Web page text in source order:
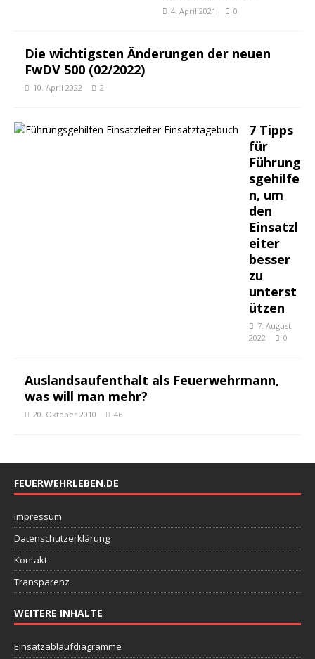
4. April 2021 0
Die wichtigsten Änderungen der neuen
FwDV 500 (02/2022)
10. April 2022 2
7 Tipps
für
Führung
sgehilfe
n, um
den
Einsatzl
eiter
besser
zu
unterst
ützen
7. August
2022
0
Auslandsaufenthalt als Feuerwehrmann,
was will man mehr?
20. Oktober 2010 46
FEUERWEHRLEBEN.DE
Impressum
Datenschutzerklärung
Kontakt
Transparenz
WEITERE INHALTE
Einsatzablaufdiagramme